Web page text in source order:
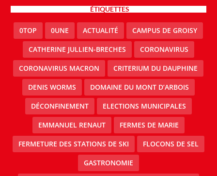
ÉTIQUETTES
0TOP 0UNE ACTUALITÉ CAMPUS DE GROISY
CATHERINE JULLIEN-BRECHES CORONAVIRUS
CORONAVIRUS MACRON CRITERIUM DU DAUPHINE
DENIS WORMS DOMAINE DU MONT D’ARBOIS
DÉCONFINEMENT ELECTIONS MUNICIPALES
EMMANUEL RENAUT FERMES DE MARIE
FERMETURE DES STATIONS DE SKI FLOCONS DE SEL
GASTRONOMIE